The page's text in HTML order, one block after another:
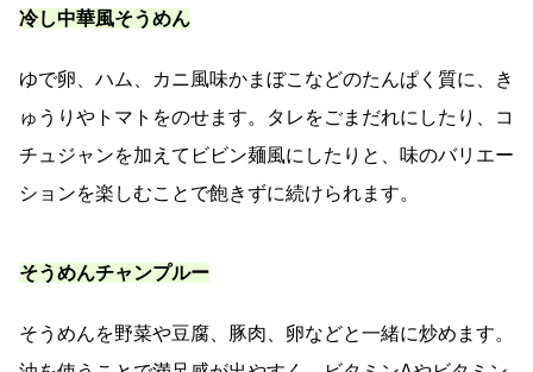
冷し中華風そうめん
ゆで卵、ハム、カニ風味かまぼこなどのたんぱく質に、き
ゅうりやトマトをのせます。タレをごまだれにしたり、コ
チュジャンを加えてビビン麺風にしたりと、味のバリエー
ションを楽しむことで飽きずに続けられます。
そうめんチャンプルー
そうめんを野菜や豆腐、豚肉、卵などと一緒に炒めます。